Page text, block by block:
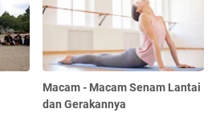
Macam - Macam Senam Lantai
dan Gerakannya